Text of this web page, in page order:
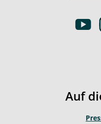
Y
e
I
Auf